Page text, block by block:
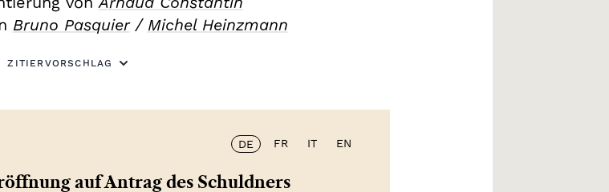
Bruno Pasquier/ Michel Heinzmann
ZITIERVORSCHLAG
DE FR IT EN
auf Antrag des Schuldners